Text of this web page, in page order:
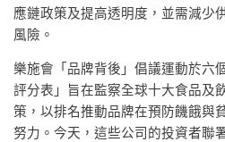
應鏈政策及提高透明度，並需減少
風險。
樂施會「品牌背後」倡議運動於六
評分表」旨在監察全球十大食品及
策，以排名推動品牌在預防饑餓與
努力。今天，這些公司的投資者聯